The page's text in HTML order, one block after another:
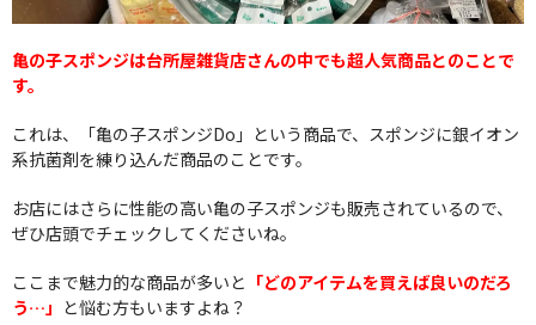
亀の子スポンジは台所屋雑貨店さんの中でも超人気商品とのことで
す。
これは、「亀の子スポンジDo」という商品で、スポンジに銀イオン
系抗菌剤を練り込んだ商品のことです。
お店にはさらに性能の高い亀の子スポンジも販売されているので、
ぜひ店頭でチェックしてくださいね。
ここまで魅力的な商品が多いと 「どのアイテムを買えば良いのだろ
う…」 と悩む方もいますよね？